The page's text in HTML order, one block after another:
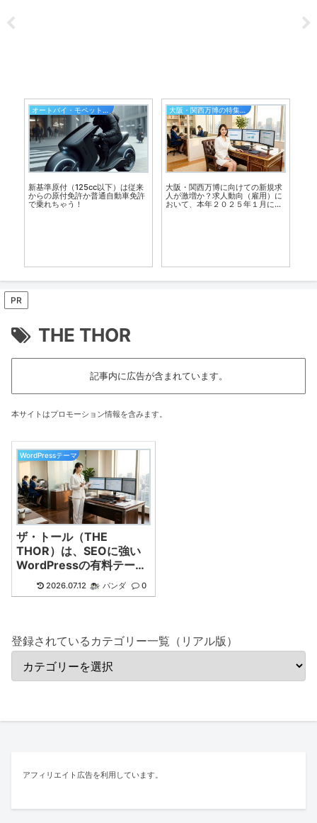
オートバイ・モペット・原付バイク
新基準原付（125cc以下）は従来
からの原付免許か普通自動車免許
で乗れちゃう！
大阪・関西万博の特集記事
大阪・関西万博に向けての新規求
人が激増か？求人動向（雇用）に
おいて、本年２０２５年１月に入
PR
THE THOR
記事内に広告が含まれています。
本サイトはプロモーション情報を含みます。
WordPressテーマ
ザ・トール（THE
THOR）は、SEOに強い
WordPressの有料テーマ
です
2026.07.12 パンダ 0
登録されているカテゴリー一覧（リアル版）
アフィリエイト広告を利用しています。